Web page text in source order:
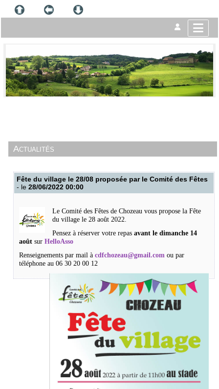
Actualités
Fête du village le 28/08 proposée par le Comité des Fêtes
- le 28/06/2022 00:00
Le Comité des Fêtes de Chozeau vous propose la Fête
du village le 28 août 2022.
Pensez à réserver votre repasavant le dimanche 14
août sur HelloAsso
Renseignements par mail à cdfchozeau@gmail.com ou par
téléphone au 06 30 20 00 12